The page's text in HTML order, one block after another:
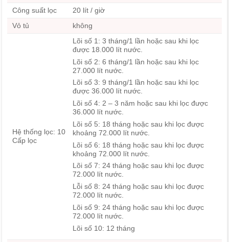
Công suất lọc
20 lít / giờ
Vỏ tủ
không
Hệ thống lọc: 10
Cấp lọc
Lõi số 1: 3 tháng/1 lần hoặc sau khi lọc
được 18.000 lít nước.
Lõi số 2: 6 tháng/1 lần hoặc sau khi lọc
27.000 lít nước.
Lõi số 3: 9 tháng/1 lần hoặc sau khi lọc
được 36.000 lít nước.
Lõi số 4: 2 – 3 năm hoặc sau khi lọc được
36.000 lít nước.
Lõi số 5: 18 tháng hoặc sau khi lọc được
khoảng 72.000 lít nước.
Lõi số 6: 18 tháng hoặc sau khi lọc được
khoảng 72.000 lít nước.
Lõi số 7: 24 tháng hoặc sau khi lọc được
72.000 lít nước.
Lỗi số 8: 24 tháng hoặc sau khi lọc được
72.000 lít nước.
Lõi số 9: 24 tháng hoặc sau khi lọc được
72.000 lít nước.
Lõi số 10: 12 tháng